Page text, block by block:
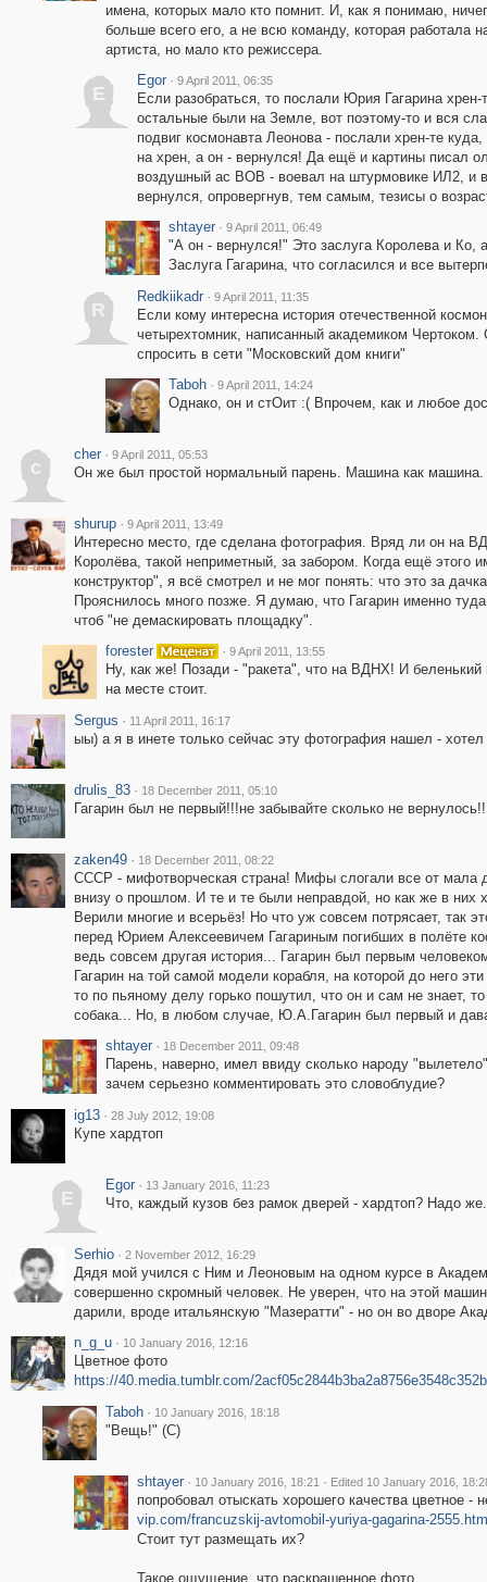
имена, которых мало кто помнит. И, как я понимаю,
больше всего его, а не всю команду, которая работала
артиста, но мало кто режиссера.
E
Egor · 9 April 2011, 06:35
Если разобраться, то послали Юрия Гагарина
остальные были на Земле, вот поэтому-то и вся
подвиг космонавта Леонова - послали хрен-те
на хрен, а он - вернулся! Да ещё и картины писал
воздушный ас ВОВ - воевал на штурмовике ИЛ2, и
вернулся, опровергнув, тем самым, тезисы о
shtayer · 9 April 2011, 06:49
"А он - вернулся!" Это заслуга Королева и Ко,
Заслуга Гагарина, что согласился и все
R
Redkiikadr · 9 April 2011, 11:35
Если кому интересна история отечественной
четырехтомник, написанный академиком
спросить в сети "Московский дом книги"
Taboh · 9 April 2011, 14:24
Однако, он и стОит :( Впрочем, как и любое
c
cher · 9 April 2011, 05:53
Он же был простой нормальный парень. Машина как
shurup · 9 April 2011, 13:49
Интересно место, где сделана фотография. Вряд ли он на
Королёва, такой неприметный, за забором. Когда ещё этого
конструктор", я всё смотрел и не мог понять: что это за
Прояснилось много позже. Я думаю, что Гагарин именно
чтоб "не демаскировать площадку".
forester
· 9 April 2011, 13:55
Ну, как же! Позади - "ракета", что на ВДНХ! И
на месте стоит.
Sergus · 11 April 2011, 16:17
ыы) а я в инете только сейчас эту фотография нашел -
drulis_83 · 18 December 2011, 05:10
Гагарин был не первый!!!не забывайте сколько не
zaken49 · 18 December 2011, 08:22
СССР - мифотворческая страна! Мифы слогали все от
внизу о прошлом. И те и те были неправдой, но как же в них
Верили многие и всерьёз! Но что уж совсем потрясает, так
перед Юрием Алексеевичем Гагариным погибших в полёте
ведь совсем другая история... Гагарин был первым
Гагарин на той самой модели корабля, на которой до него
то по пьяному делу горько пошутил, что он и сам не знает,
собака... Но, в любом случае, Ю.А.Гагарин был первый и
shtayer · 18 December 2011, 09:48
Парень, наверно, имел ввиду сколько народу
зачем серьезно комментировать это словоблудие?
ig13 · 28 July 2012, 19:08
Купе хардтоп
E
Egor · 13 January 2016, 11:23
Что, каждый кузов без рамок дверей - хардтоп? Надо
Serhio · 2 November 2012, 16:29
Дядя мой учился с Ним и Леоновым на одном курсе в
совершенно скромный человек. Не уверен, что на этой
дарили, вроде итальянскую "Мазератти" - но он во дворе
n_g_u · 10 January 2016, 12:16
Цветное фото
https://40.media.tumblr.com/
Taboh · 10 January 2016, 18:18
"Вещь!" (С)
shtayer · 10 January 2016, 18:21 · Edited 10 January 2016,
попробовал отыскать хорошего качества цветное
vip.com/francuzskij-avtomobil-yuriya-gagarina-
Стоит тут размещать их?
Такое ощущение, что раскрашенное фото.